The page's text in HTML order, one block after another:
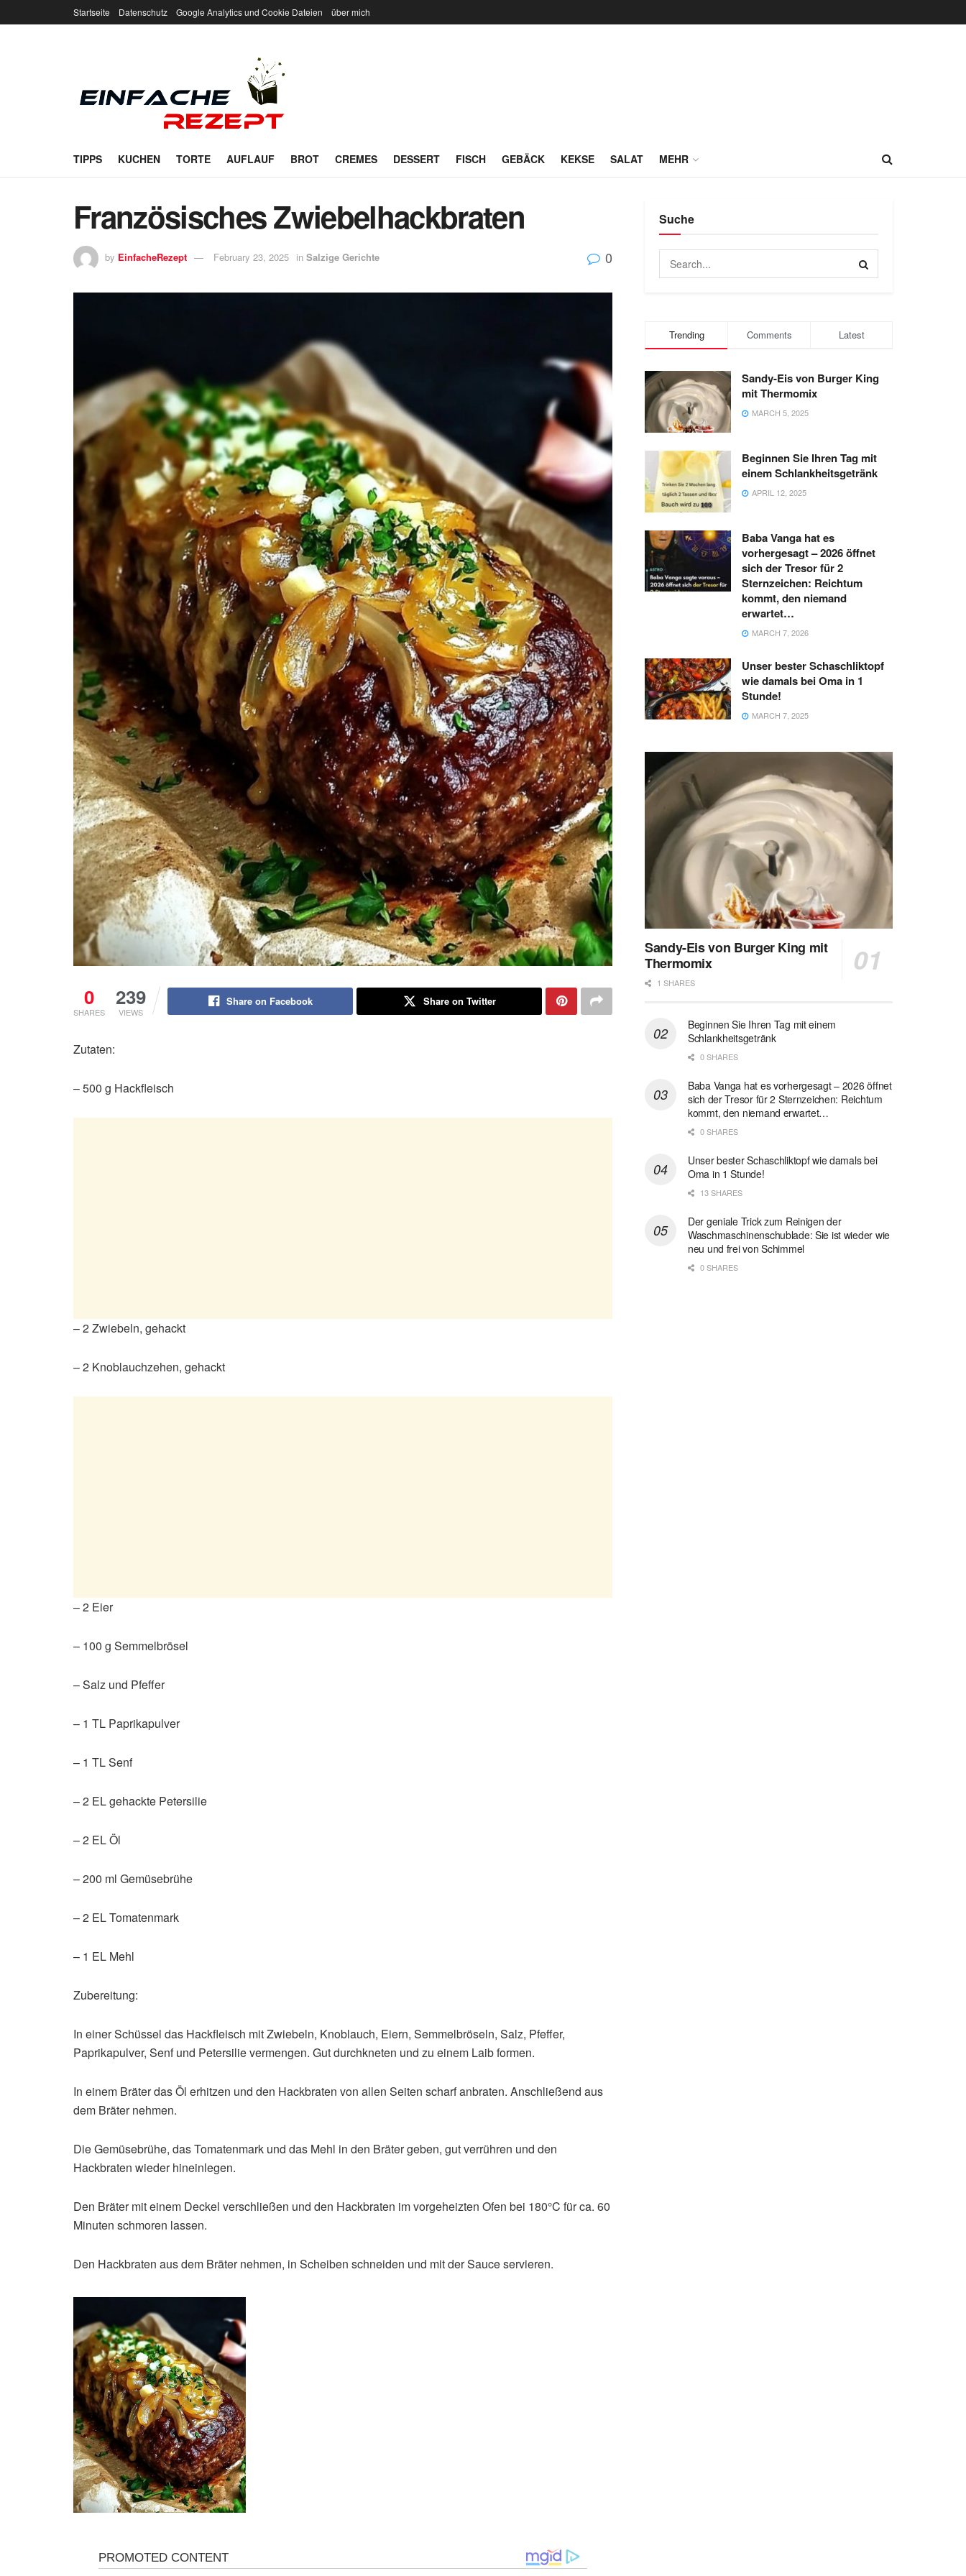
Startseite Datenschutz Google Analytics und Cookie Dateien über mich
TIPPS KUCHEN TORTE AUFLAUF BROT CREMES DESSERT FISCH GEBÄCK KEKSE SALAT MEHR
Französisches Zwiebelhackbraten
by EinfacheRezept February 23, 2025 in Salzige Gerichte 0
0
SHARES
239
VIEWS
Share on Facebook Share on Twitter
Zutaten:
– 500 g Hackfleisch
– 2 Zwiebeln, gehackt
– 2 Knoblauchzehen, gehackt
– 2 Eier
– 100 g Semmelbrösel
– Salz und Pfeffer
– 1 TL Paprikapulver
– 1 TL Senf
– 2 EL gehackte Petersilie
– 2 EL Öl
– 200 ml Gemüsebrühe
– 2 EL Tomatenmark
– 1 EL Mehl
Zubereitung:
In einer Schüssel das Hackfleisch mit Zwiebeln, Knoblauch, Eiern, Semmelbröseln, Salz, Pfeffer,
Paprikapulver, Senf und Petersilie vermengen. Gut durchkneten und zu einem Laib formen.
In einem Bräter das Öl erhitzen und den Hackbraten von allen Seiten scharf anbraten. Anschließend aus
dem Bräter nehmen.
Die Gemüsebrühe, das Tomatenmark und das Mehl in den Bräter geben, gut verrühren und den
Hackbraten wieder hineinlegen.
Den Bräter mit einem Deckel verschließen und den Hackbraten im vorgeheizten Ofen bei 180°C für ca. 60
Minuten schmoren lassen.
Den Hackbraten aus dem Bräter nehmen, in Scheiben schneiden und mit der Sauce servieren.
Suche
Trending Comments Latest
Sandy-Eis von Burger King
mit Thermomix
MARCH 5, 2025
Beginnen Sie Ihren Tag mit
einem Schlankheitsgetränk
APRIL 12, 2025
Baba Vanga hat es
vorhergesagt – 2026 öffnet
sich der Tresor für 2
Sternzeichen: Reichtum
kommt, den niemand
erwartet…
MARCH 7, 2026
Unser bester Schaschliktopf
wie damals bei Oma in 1
Stunde!
MARCH 7, 2025
Sandy-Eis von Burger King mit
Thermomix
1 SHARES
Beginnen Sie Ihren Tag mit einem
Schlankheitsgetränk
0 SHARES
Baba Vanga hat es vorhergesagt – 2026 öffnet
sich der Tresor für 2 Sternzeichen: Reichtum
kommt, den niemand erwartet…
0 SHARES
Unser bester Schaschliktopf wie damals bei
Oma in 1 Stunde!
13 SHARES
Der geniale Trick zum Reinigen der
Waschmaschinenschublade: Sie ist wieder wie
neu und frei von Schimmel
0 SHARES